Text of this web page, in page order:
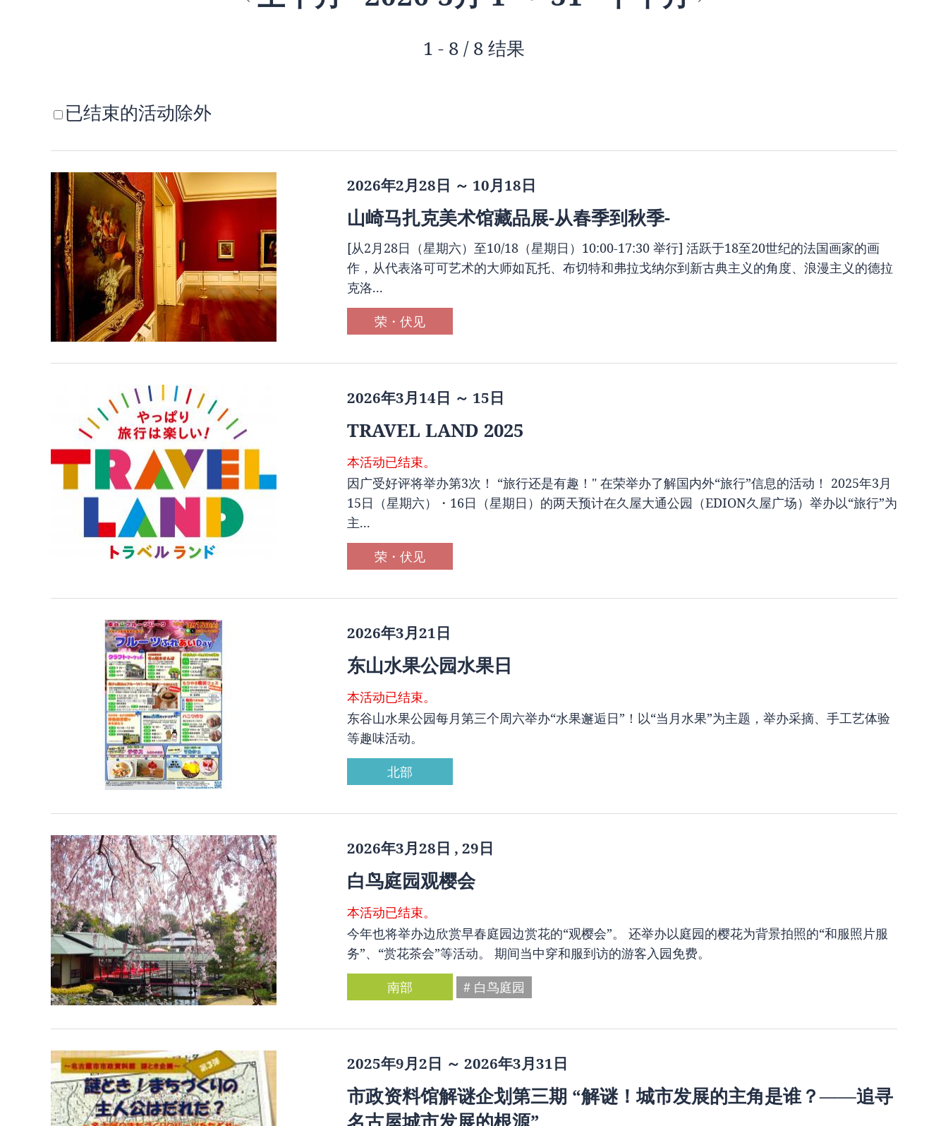
1 - 8 / 8 结果
已结束的活动除外
2026年2月28日 ～ 10月18日
山崎马扎克美术馆藏品展-从春季到秋季-
[从2月28日（星期六）至10/18（星期日）10:00-17:30 举行] 活跃于18至20世纪的法国画家的画
作，从代表洛可可艺术的大师如瓦托、布切特和弗拉戈纳尔到新古典主义的角度、浪漫主义的德拉
克洛...
荣・伏见
2026年3月14日 ～ 15日
TRAVEL LAND 2025
本活动已结束。
因广受好评将举办第3次！ “旅行还是有趣！" 在荣举办了解国内外“旅行”信息的活动！ 2025年3月
15日（星期六）・16日（星期日）的两天预计在久屋大通公园（EDION久屋广场）举办以“旅行”为
主...
荣・伏见
2026年3月21日
东山水果公园水果日
本活动已结束。
东谷山水果公园每月第三个周六举办“水果邂逅日”！以“当月水果”为主题，举办采摘、手工艺体验
等趣味活动。
北部
2026年3月28日 , 29日
白鸟庭园观樱会
本活动已结束。
今年也将举办边欣赏早春庭园边赏花的“观樱会”。 还举办以庭园的樱花为背景拍照的“和服照片服
务”、“赏花茶会”等活动。 期间当中穿和服到访的游客入园免费。
南部
# 白鸟庭园
2025年9月2日 ～ 2026年3月31日
市政资料馆解谜企划第三期 “解谜！城市发展的主角是谁？——追寻